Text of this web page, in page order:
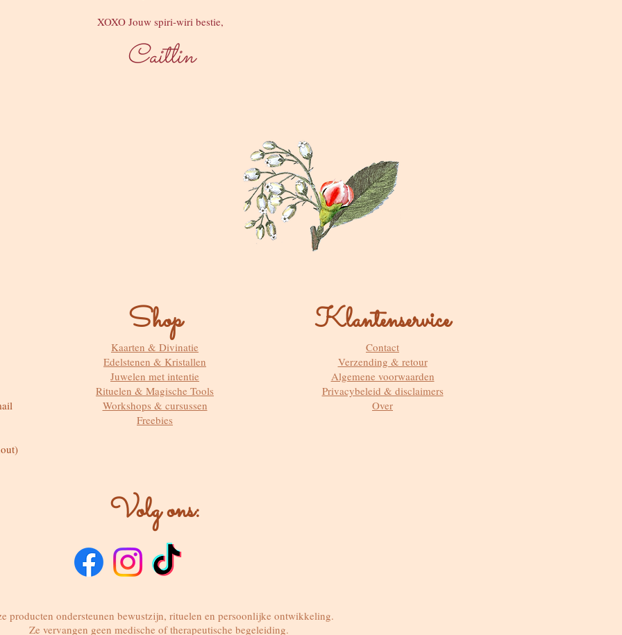
XOXO Jouw spiri-wiri bestie,
Caitlin
Shop
Kaarten & Divinatie
Edelstenen & Kristallen
Juwelen met intentie
Rituelen & Magische Tools
Workshops & cursussen
Freebies
Klantenservice
Contact
Verzending & retour
Algemene voorwaarden
Privacybeleid & disclaimers
Over
Volg ons:
producten ondersteunen bewustzijn, rituelen en persoonlijke ontwikkeling.
Ze vervangen geen medische of therapeutische begeleiding.